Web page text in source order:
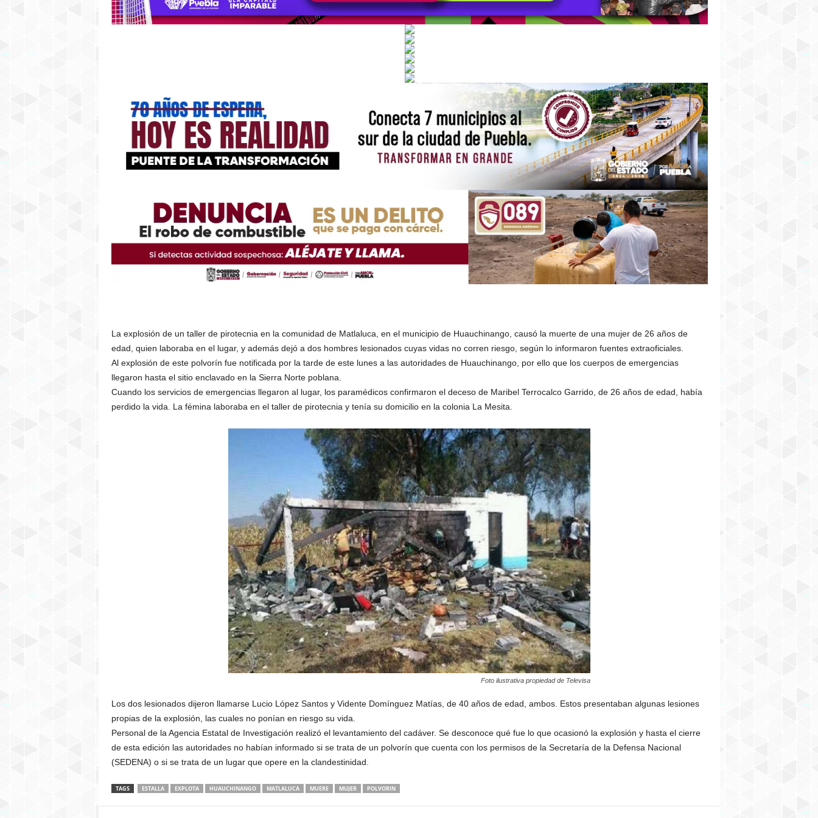
La explosión de un taller de pirotecnia en la comunidad de Matlaluca, en el municipio de Huauchinango, causó la muerte de una mujer de 26 años de
edad, quien laboraba en el lugar, y además dejó a dos hombres lesionados cuyas vidas no corren riesgo, según lo informaron fuentes extraoficiales.
Al explosión de este polvorín fue notificada por la tarde de este lunes a las autoridades de Huauchinango, por ello que los cuerpos de emergencias
llegaron hasta el sitio enclavado en la Sierra Norte poblana.
Cuando los servicios de emergencias llegaron al lugar, los paramédicos confirmaron el deceso de Maribel Terrocalco Garrido, de 26 años de edad, había
perdido la vida. La fémina laboraba en el taller de pirotecnia y tenía su domicilio en la colonia La Mesita.
Foto ilustrativa propiedad de Televisa
Los dos lesionados dijeron llamarse Lucio López Santos y Vidente Domínguez Matías, de 40 años de edad, ambos. Estos presentaban algunas lesiones
propias de la explosión, las cuales no ponían en riesgo su vida.
Personal de la Agencia Estatal de Investigación realizó el levantamiento del cadáver. Se desconoce qué fue lo que ocasionó la explosión y hasta el cierre
de esta edición las autoridades no habían informado si se trata de un polvorín que cuenta con los permisos de la Secretaría de la Defensa Nacional
(SEDENA) o si se trata de un lugar que opere en la clandestinidad.
TAGS ESTALLA EXPLOTA HUAUCHINANGO MATLALUCA MUERE MUJER POLVORIN